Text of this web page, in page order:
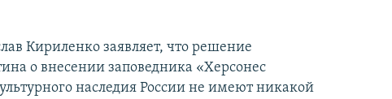
Кириленко заявляет, что решение
о внесении заповедника «Херсонес
наследия России не имеют никакой